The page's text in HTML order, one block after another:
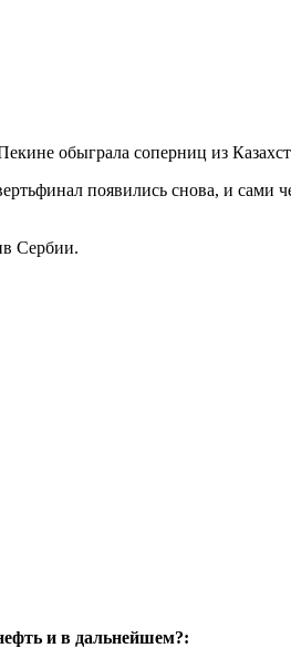
обыграла соперниц из
появились снова, и сами
Сербии.
и в дальнейшем?: